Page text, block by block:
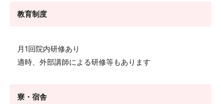
教育制度
月1回院内研修あり
適時、外部講師による研修等もあります
寮・宿舎